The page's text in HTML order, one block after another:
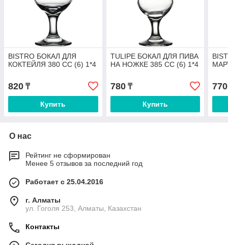
BISTRO БОКАЛ ДЛЯ
КОКТЕЙЛЯ 380 СС (6) 1*4
820 ₸
Купить
TULIPE БОКАЛ ДЛЯ ПИВА
НА НОЖКЕ 385 СС (6) 1*4
780₸
Купить
770
О нас
Рейтинг не сформирован
Менее 5 отзывов за последний год
Работает с 25.04.2016
г. Алматы
ул. Гоголя 253, Алматы, Казахстан
Контакты